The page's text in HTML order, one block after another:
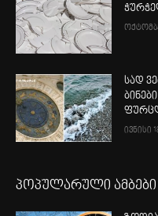
სად
ივნისი
პოპულარული ამბები